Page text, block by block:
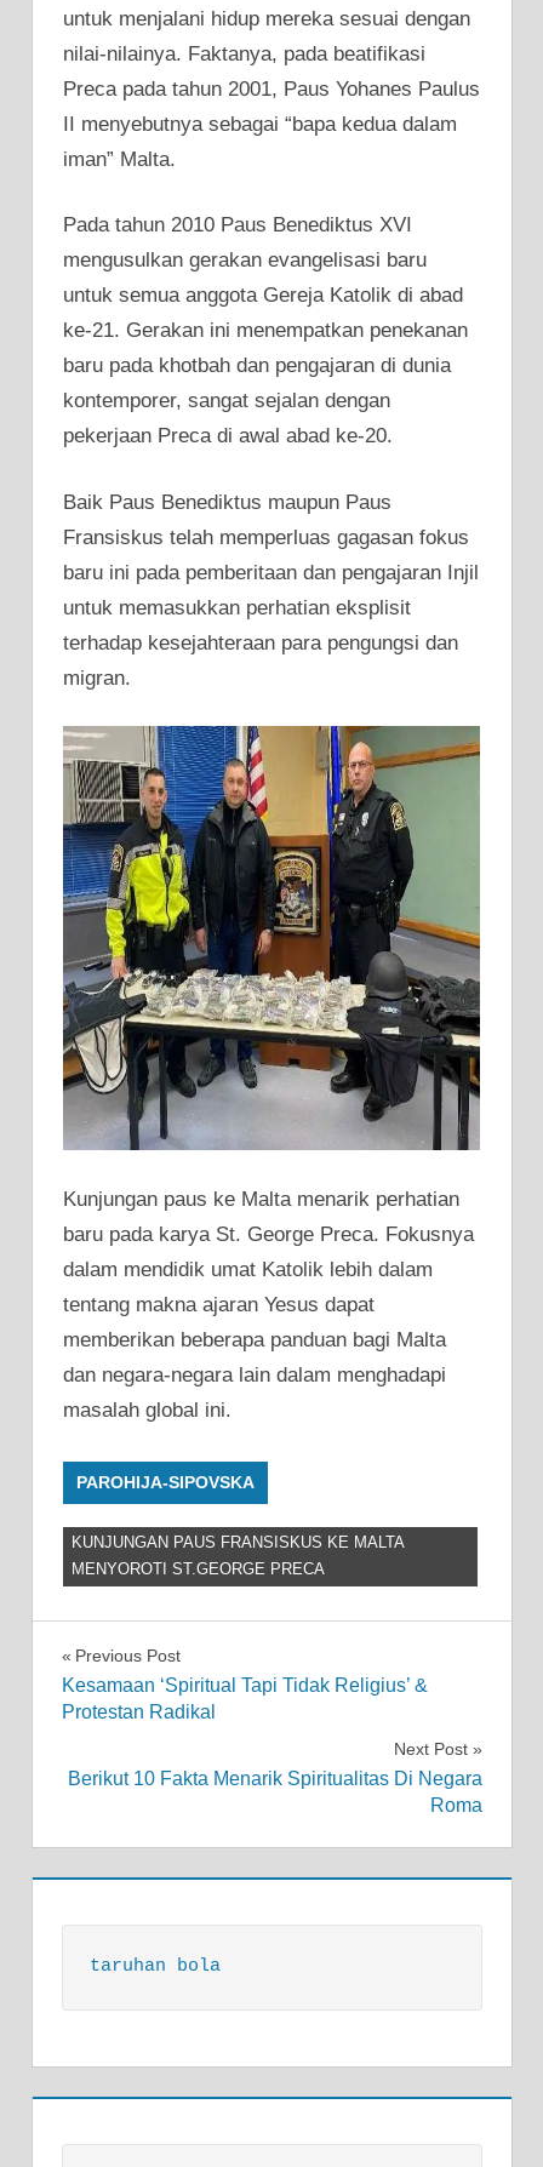
untuk menjalani hidup mereka sesuai dengan
nilai-nilainya. Faktanya, pada beatifikasi
Preca pada tahun 2001, Paus Yohanes Paulus
II menyebutnya sebagai “bapa kedua dalam
iman” Malta.
Pada tahun 2010 Paus Benediktus XVI
mengusulkan gerakan evangelisasi baru
untuk semua anggota Gereja Katolik di abad
ke-21. Gerakan ini menempatkan penekanan
baru pada khotbah dan pengajaran di dunia
kontemporer, sangat sejalan dengan
pekerjaan Preca di awal abad ke-20.
Baik Paus Benediktus maupun Paus
Fransiskus telah memperluas gagasan fokus
baru ini pada pemberitaan dan pengajaran Injil
untuk memasukkan perhatian eksplisit
terhadap kesejahteraan para pengungsi dan
migran.
Kunjungan paus ke Malta menarik perhatian
baru pada karya St. George Preca. Fokusnya
dalam mendidik umat Katolik lebih dalam
tentang makna ajaran Yesus dapat
memberikan beberapa panduan bagi Malta
dan negara-negara lain dalam menghadapi
masalah global ini.
PAROHIJA-SIPOVSKA
KUNJUNGAN PAUS FRANSISKUS KE MALTA
MENYOROTI ST.GEORGE PRECA
Post
navigation
Previous Post
Kesamaan ‘Spiritual Tapi Tidak Religius’ &
Protestan Radikal
Next Post
Berikut 10 Fakta Menarik Spiritualitas Di Negara
Roma
taruhan bola